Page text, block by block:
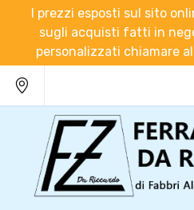
I prezzi esposti sul sito
sugli acquisti fatti in
personalizzati chiamare